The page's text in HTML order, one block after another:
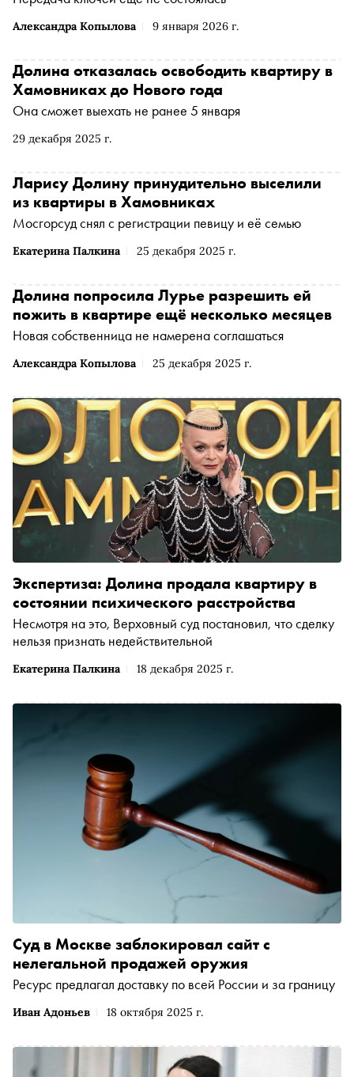
Александра Копылова 9 января 2026 г.
29 декабря 2025 г.
Долина отказалась освободить квартиру в
Хамовниках до Нового года
Она сможет выехать не ранее 5 января
Екатерина Палкина 25 декабря 2025 г.
Ларису Долину принудительно выселили
из квартиры в Хамовниках
Мосгорсуд снял с регистрации певицу и её семью
Александра Копылова 25 декабря 2025 г.
Долина попросила Лурье разрешить ей
пожить в квартире ещё несколько месяцев
Новая собственница не намерена соглашаться
Екатерина Палкина 18 декабря 2025 г.
Экспертиза: Долина продала квартиру в
состоянии психического расстройства
Несмотря на это, Верховный суд постановил, что сделку
нельзя признать недействительной
Иван Адоньев 18 октября 2025 г.
Суд в Москве заблокировал сайт с
нелегальной продажей оружия
Ресурс предлагал доставку по всей России и за границу